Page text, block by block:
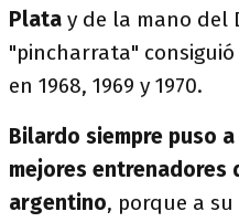
Plata y de la mano del
"pincharrata"
en 1968, 1969 y 1970.
Bilardo siempre puso
mejores
argentino, porque a